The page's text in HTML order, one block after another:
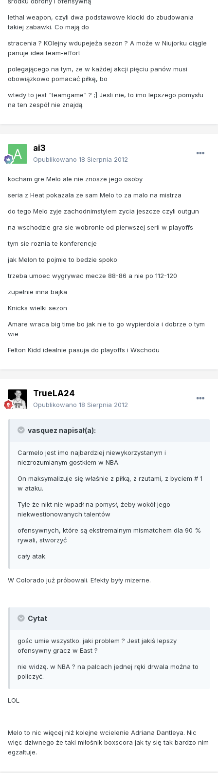
lethal weapon, czyli dwa podstawowe klocki do zbudowania
takiej zabawki. Co mają do
stracenia ? KOlejny wdupejeża sezon ? A może w Niujorku ciągle
panuje idea team-effort
polegającego na tym, ze w każdej akcji pięciu panów musi
obowiązkowo pomacać piłkę, bo
wtedy to jest "teamgame" ? ;] Jesli nie, to imo lepszego pomysłu
na ten zespół nie znajdą.
ai3
Opublikowano 18 Sierpnia 2012
kocham gre Melo ale nie znosze jego osoby
seria z Heat pokazala ze sam Melo to za malo na mistrza
do tego Melo zyje zachodnimstylem zycia jeszcze czyli outgun
na wschodzie gra sie wobronie od pierwszej serii w playoffs
tym sie roznia te konferencje
jak Melon to pojmie to bedzie spoko
trzeba umoec wygrywac mecze 88-86 a nie po 112-120
zupelnie inna bajka
Knicks wielki sezon
Amare wraca big time bo jak nie to go wypierdola i dobrze o tym
wie
Felton Kidd idealnie pasuja do playoffs i Wschodu
TrueLA24
Opublikowano 18 Sierpnia 2012
vasquez napisał(a):
Carmelo jest imo najbardziej niewykorzystanym i
niezrozumianym gostkiem w NBA.
On maksymalizuje się właśnie z piłką, z rzutami, z byciem # 1
w ataku.
Tyle że nikt nie wpadł na pomysł, żeby wokół jego
niekwestionowanych talentów
ofensywnych, które są ekstremalnym mismatchem dla 90 %
rywali, stworzyć
cały atak.
W Colorado już próbowali. Efekty były mizerne.
Cytat
gośc umie wszystko. jaki problem ? Jest jakiś lepszy
ofensywny gracz w East ?
nie widzę. w NBA ? na palcach jednej ręki drwala można to
policzyć.
LOL
Melo to nic więcej niż kolejne wcielenie Adriana Dantleya. Nic
więc dziwnego że taki miłośnik boxscora jak ty się tak bardzo nim
egzaltuje.